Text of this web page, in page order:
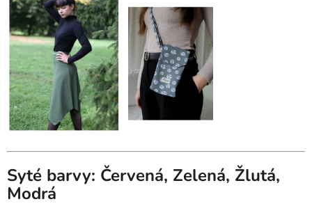
Syté barvy: Červená, Zelená, Žlutá,
Modrá